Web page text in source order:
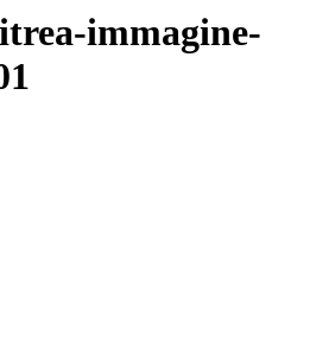
immagine-